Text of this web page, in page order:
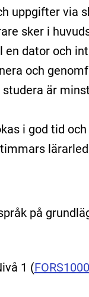
uppgifter via
sker i
dator och
och
är
i god tid
på
1 (